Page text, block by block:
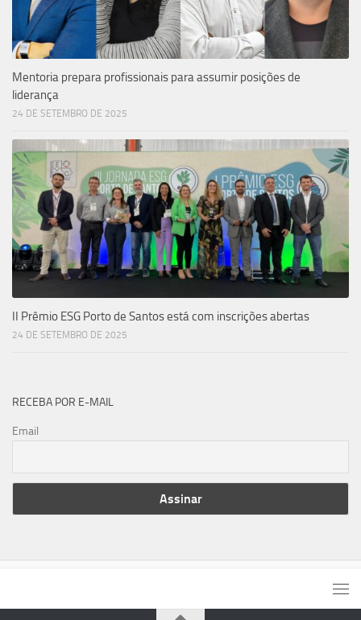
Mentoria prepara profissionais para assumir posições de
liderança
24 DE SETEMBRO DE 2025
II Prêmio ESG Porto de Santos está com inscrições abertas
24 DE SETEMBRO DE 2025
RECEBA POR E-MAIL
Email